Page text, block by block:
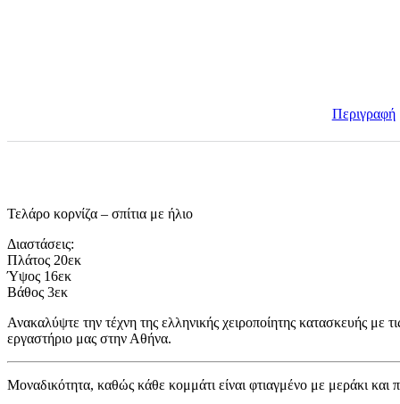
Περιγραφή
Τελάρο κορνίζα – σπίτια με ήλιο
Διαστάσεις:
Πλάτος 20εκ
Ύψος 16εκ
Βάθος 3εκ
Ανακαλύψτε την τέχνη της ελληνικής χειροποίητης κατασκευής με
εργαστήριο μας στην Αθήνα.
Μοναδικότητα, καθώς κάθε κομμάτι είναι φτιαγμένο με μεράκι και